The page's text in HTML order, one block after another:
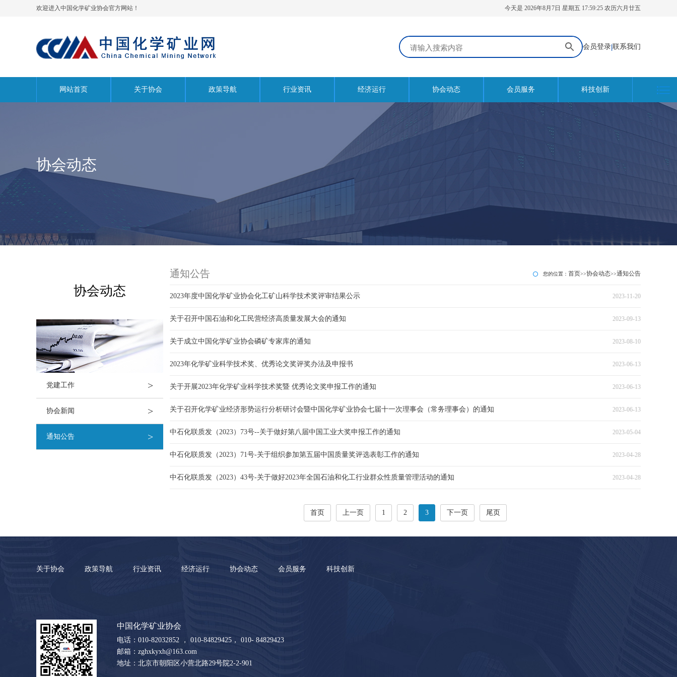
欢迎进入中国化学矿业协会官方网站！ 今天是 2026年8月7日 星期五 17:59:26 农历六月廿五
会员登录|联系我们
网站首页 关于协会 政策导航 行业资讯 经济运行 协会动态 会员服务 科技创新
协会动态
协会动态
党建工作 >
协会新闻 >
通知公告 >
通知公告 您的位置： 首页>>协会动态>>通知公告
2023年度中国化学矿业协会化工矿山科学技术奖评审结果公示 2023-11-20
关于召开中国石油和化工民营经济高质量发展大会的通知 2023-09-13
关于成立中国化学矿业协会磷矿专家库的通知 2023-08-10
2023年化学矿业科学技术奖、优秀论文奖评奖办法及申报书 2023-06-13
关于开展2023年化学矿业科学技术奖暨 优秀论文奖申报工作的通知 2023-06-13
关于召开化学矿业经济形势运行分析研讨会暨中国化学矿业协会七届十一次理事会（常务理事会）的通知 2023-06-13
中石化联质发（2023）73号--关于做好第八届中国工业大奖申报工作的通知 2023-05-04
中石化联质发（2023）71号-关于组织参加第五届中国质量奖评选表彰工作的通知 2023-04-28
中石化联质发（2023）43号-关于做好2023年全国石油和化工行业群众性质量管理活动的通知 2023-04-28
首页 上一页 1 2 3 下一页 尾页
关于协会 政策导航 行业资讯 经济运行 协会动态 会员服务 科技创新
中国化学矿业协会
电话：010-82032852 ， 010-84829425， 010- 84829423
邮箱：zghxkyxh@163.com
地址：北京市朝阳区小营北路29号院2-2-901